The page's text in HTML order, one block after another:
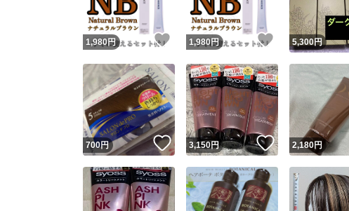
1,980円 いいね！
1,980円 いいね！
5,300円
700円 いいね！
3,150円 いいね！
2,180円